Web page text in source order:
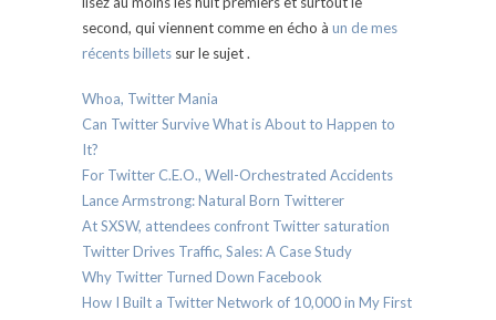
second, qui viennent comme en écho à un de mes
récents billets sur le sujet .
Whoa, Twitter Mania
Can Twitter Survive What is About to Happen to
It?
For Twitter C.E.O., Well-Orchestrated Accidents
Lance Armstrong: Natural Born Twitterer
At SXSW, attendees confront Twitter saturation
Twitter Drives Traffic, Sales: A Case Study
Why Twitter Turned Down Facebook
How I Built a Twitter Network of 10,000 in My First